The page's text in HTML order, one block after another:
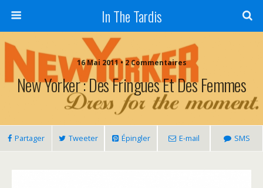
In The Tardis
16 Mai 2011 • 2 Commentaires
New Yorker : Des Fringues Et Des Femmes
Partager Tweeter Épingler E-mail SMS